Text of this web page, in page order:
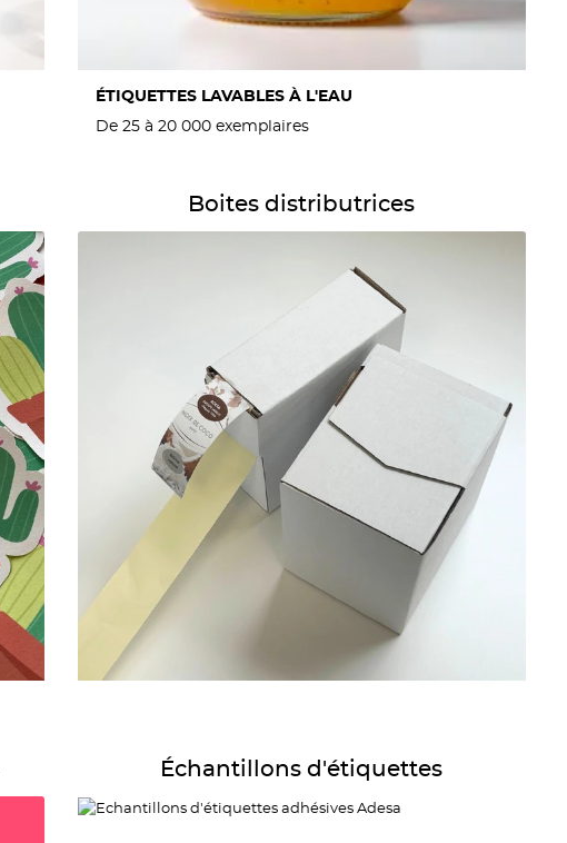
ÉTIQUETTES LAVABLES À L'EAU
De 25 à 20 000 exemplaires
Boites distributrices
Détails Boites distributrices
Échantillons d'étiquettes
Détails Échantillons d'étiquettes